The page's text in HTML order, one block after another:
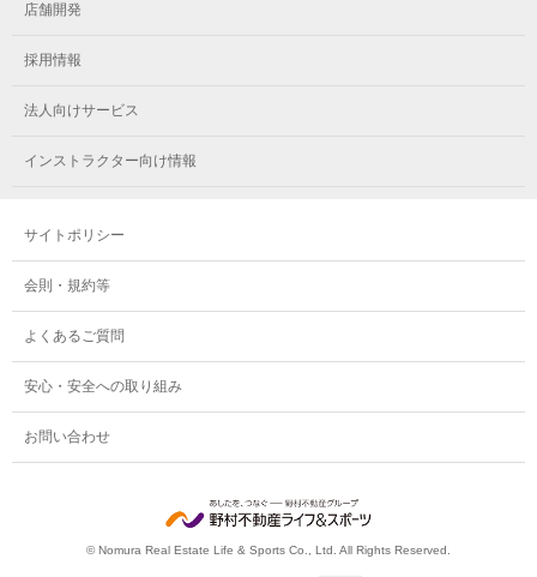
店舗開発
採用情報
法人向けサービス
インストラクター向け情報
サイトポリシー
会則・規約等
よくあるご質問
安心・安全への取り組み
お問い合わせ
© Nomura Real Estate Life & Sports Co., Ltd. All Rights Reserved.